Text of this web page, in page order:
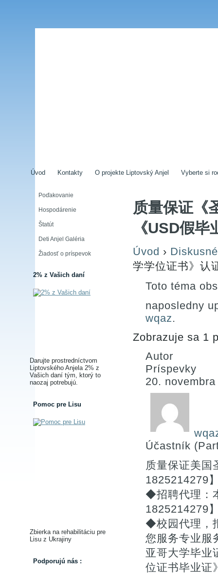
Úvod Kontakty O projekte Liptovský Anjel Vyberte si
Poďakovanie
Hospodárenie
Štatút
Deti Anjel Galéria
Žiadosť o príspevok
2% z Vašich daní
Darujte prostredníctvom
Liptovského Anjela 2% z
Vašich daní tým, ktorý to
naozaj potrebujú.
Pomoc pre Lisu
Zbierka na rehabilitáciu pre
Lisu z Ukrajiny
Podporujú nás :
质量保证《
《USD假毕
Úvod ›
学学位证书》认
Toto téma
naposledny
wqaz.
Zobrazuje sa 1
Autor
Príspevky
20.
Účastník
质量保证美国
1825214279
◆招聘代理：
1825214279
◆校园代理，
您服务专业服
亚哥大学毕业
位证书毕业证